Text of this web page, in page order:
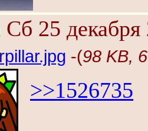
Сб 25
-(98 KB,
>>1526735